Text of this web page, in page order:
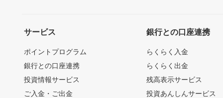
サービス
ポイントプログラム
銀行との口座連携
投資情報サービス
ご入金・ご出金
銀行との口座連携
らくらく入金
らくらく出金
残高表示サービス
投資あんしんサービス